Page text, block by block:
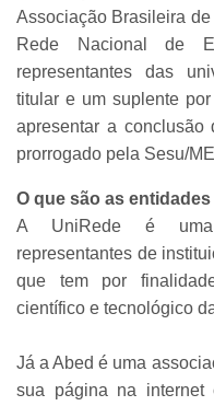
Associação Brasileira
Rede Nacional de
representantes das
titular e um suplente
apresentar a conclusão
prorrogado pela Sesu/
O que são as
A UniRede é uma
representantes de
que tem por
científico e tecnológico
Já a Abed é uma
sua página na internet